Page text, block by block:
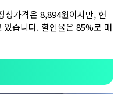
상가격은 8,894원이지만, 현
습니다. 할인율은 85%로 매